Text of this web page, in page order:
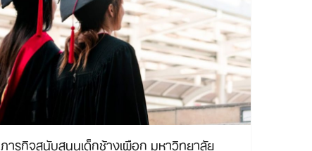
ภารกิจสนับสนุนเด็กช้างเผือก มหาวิทยาลัย